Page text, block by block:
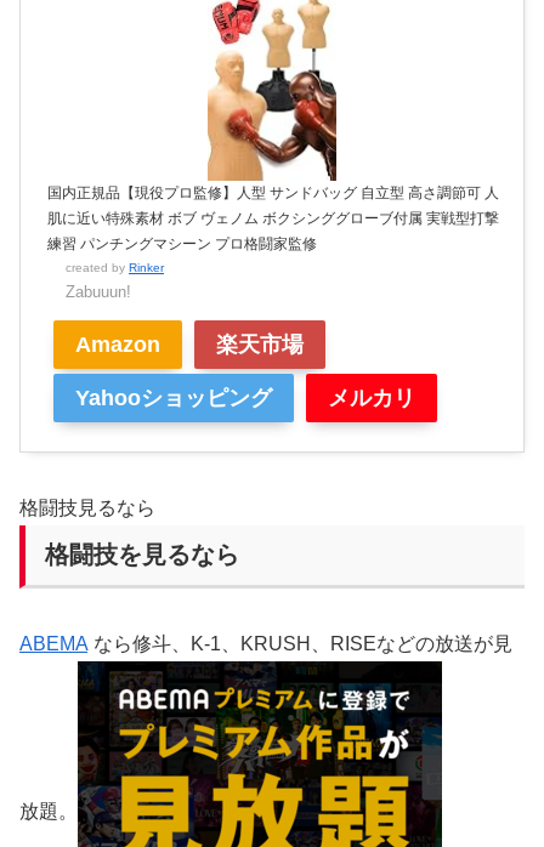
国内正規品【現役プロ監修】人型 サンドバッグ 自立型 高さ調節可 人
肌に近い特殊素材 ボブ ヴェノム ボクシンググローブ付属 実戦型打撃
練習 パンチングマシーン プロ格闘家監修
created by Rinker
Zabuuun!
Amazon 楽天市場
Yahooショッピング メルカリ
格闘技見るなら
格闘技を見るなら
ABEMA なら修斗、K-1、KRUSH、RISEなどの放送が見
放題。